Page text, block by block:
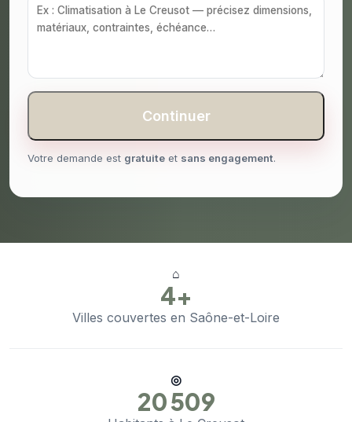
Continuer
Votre demande est gratuite et sans engagement.
⌂
4+
Villes couvertes en Saône-et-Loire
◎
20 509